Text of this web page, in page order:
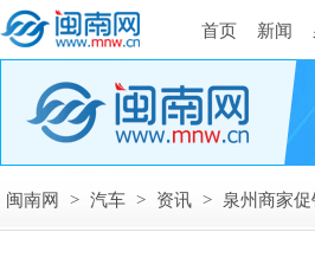
首页 新闻
闽南网 > 汽车 > 资讯 > 泉州商家促